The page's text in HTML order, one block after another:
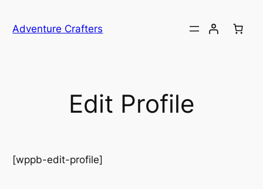
doAdventure Crafters
Edit Profile
[wppb-edit-profile]